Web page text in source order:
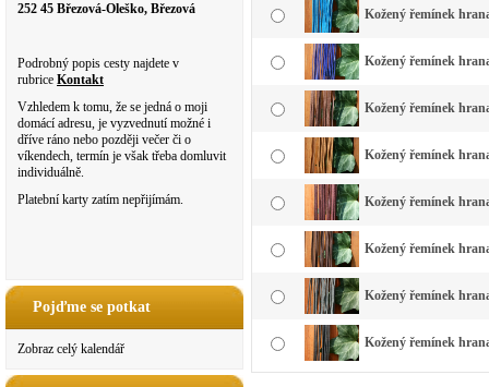
252 45 Březová-Oleško, Březová
Podrobný popis cesty najdete v
rubrice Kontakt
Vzhledem k tomu, že se jedná o moji
domácí adresu, je vyzvednutí možné i
dříve ráno nebo později večer či o
víkendech, termín je však třeba domluvit
individuálně.
Platební karty zatím nepřijímám.
Pojďme se potkat
Zobraz celý kalendář
Kožený řemínek
Kožený řemínek
Kožený řemínek
Kožený řemínek
Kožený řemínek
Kožený řemínek
Kožený řemínek
Kožený řemínek